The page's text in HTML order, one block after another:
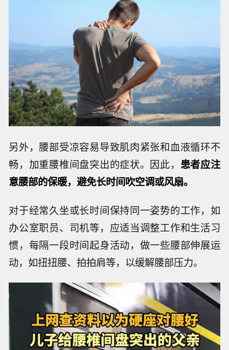
另外，腰部受凉容易导致肌肉紧张和血液循环不
畅，加重腰椎间盘突出的症状。因此， 患者应注
意腰部的保暖，避免长时间吹空调或风扇。
对于经常久坐或长时间保持同一姿势的工作，如
办公室职员、司机等，应适当调整工作和生活习
惯，每隔一段时间起身活动，做一些腰部伸展运
动，如扭扭腰、拍拍肩等，以缓解腰部压力。